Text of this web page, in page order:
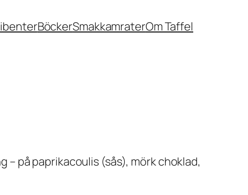
BöckerSmakkamraterOm Taffel
– på paprikacoulis (sås), mörk choklad,